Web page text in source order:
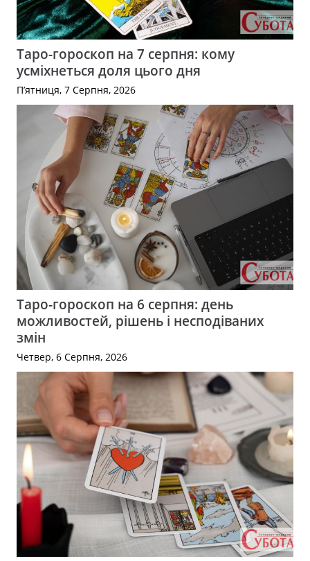
Таро-гороскоп на 7 серпня: кому
усміхнеться доля цього дня
П’ятниця, 7 Серпня, 2026
Таро-гороскоп на 6 серпня: день
можливостей, рішень і несподіваних
змін
Четвер, 6 Серпня, 2026